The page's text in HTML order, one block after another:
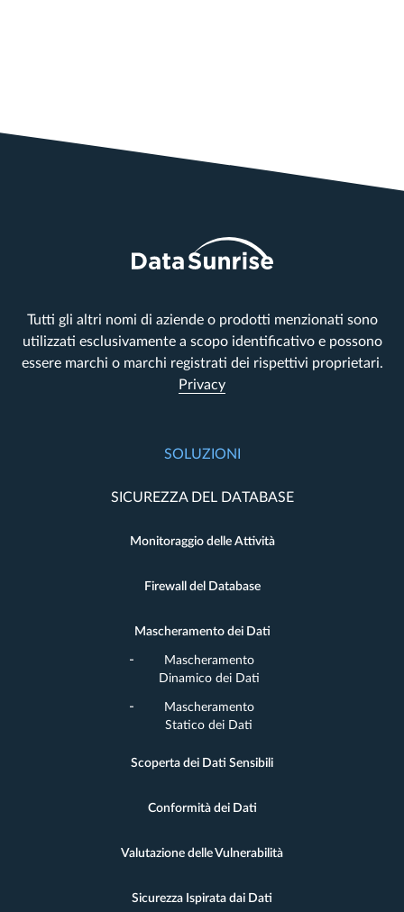
Tutti gli altri nomi di aziende o prodotti menzionati sono
utilizzati esclusivamente a scopo identificativo e possono
essere marchi o marchi registrati dei rispettivi proprietari.
Privacy
SOLUZIONI
SICUREZZA DEL DATABASE
Monitoraggio delle Attività
Firewall del Database
Mascheramento dei Dati
Mascheramento
Dinamico dei Dati
Mascheramento
Statico dei Dati
Scoperta dei Dati Sensibili
Conformità dei Dati
Valutazione delle Vulnerabilità
Sicurezza Ispirata dai Dati